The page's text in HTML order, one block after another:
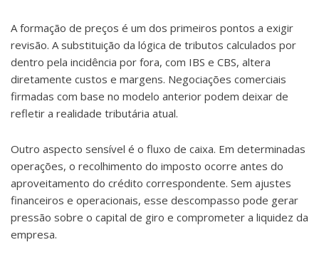
A formação de preços é um dos primeiros pontos a exigir
revisão. A substituição da lógica de tributos calculados por
dentro pela incidência por fora, com IBS e CBS, altera
diretamente custos e margens. Negociações comerciais
firmadas com base no modelo anterior podem deixar de
refletir a realidade tributária atual.
Outro aspecto sensível é o fluxo de caixa. Em determinadas
operações, o recolhimento do imposto ocorre antes do
aproveitamento do crédito correspondente. Sem ajustes
financeiros e operacionais, esse descompasso pode gerar
pressão sobre o capital de giro e comprometer a liquidez da
empresa.